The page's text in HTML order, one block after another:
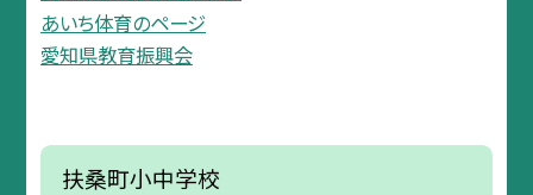
あいち体育のページ
愛知県教育振興会
扶桑町小中学校